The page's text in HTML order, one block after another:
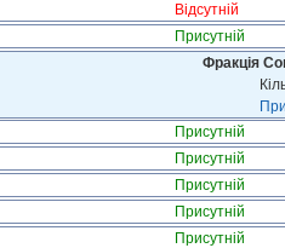
Відсутній
Присутній
Фракція
Присутній
Присутній
Присутній
Присутній
Присутній